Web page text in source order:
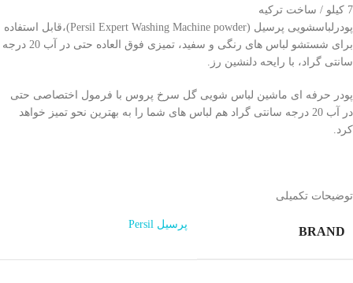
7 کیلو / ساخت ترکیه
پودرلباسشویی پرسیل (Persil Expert Washing Machine powder)،قابل استفاده
برای شستشو لباس های رنگی و سفید، تمیزی فوق العاده حتی در آب 20 درجه
سانتی گراد، با رایحه دلنشین رز.
پودر حرفه ای ماشین لباس شویی گل سرخ پروس با فرمول اختصاصی حتی
در آب 20 درجه سانتی گراد هم لباس های شما را به بهترین نحو تمیز خواهد
کرد.
توضیحات تکمیلی
BRAND
پرسیل Persil